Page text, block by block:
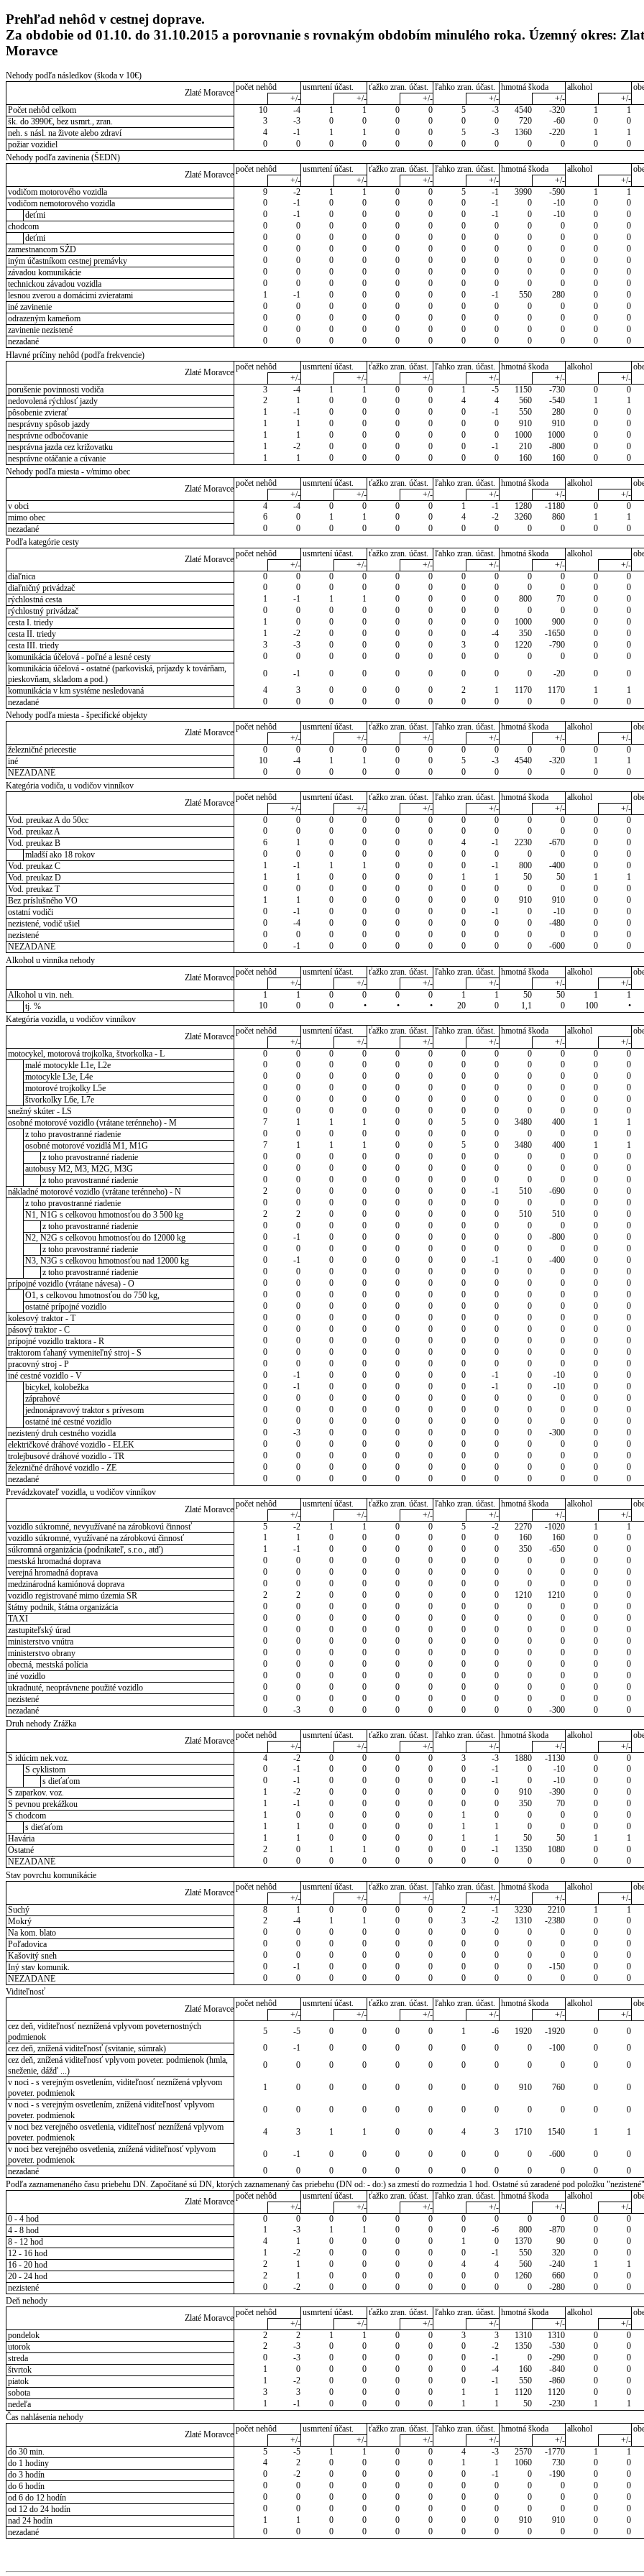
Prehľad nehôd v cestnej doprave.
Za obdobie od 01.10. do 31.10.2015 a porovnanie s rovnakým obdobím minulého roka. Územný okres:
Moravce
Nehody podľa následkov (škoda v 10€)
Zlaté Moravce
počet nehôd usmrtení účast. ťažko zran. účast. ľahko zran. účast. hmotná škoda alkohol
+/-
+/- +/- +/- +/- +/-
Počet nehôd celkom
10 -4 1 1 0 0 5 -3 4540 -320 1 1
šk. do 3990€, bez usmrt., zran.
3 -3 0 0 0 0 0 0 720 -60 0 0
neh. s násl. na živote alebo zdraví
4 -1 1 1 0 0 5 -3 1360 -220 1 1
požiar vozidiel
0 0 0 0 0 0 0 0 0 0 0 0
Nehody podľa zavinenia (ŠEDN)
Zlaté Moravce
počet nehôd usmrtení účast. ťažko zran. účast. ľahko zran. účast. hmotná škoda alkohol
+/-
+/- +/- +/- +/- +/-
vodičom motorového vozidla
9 -2 1 1 0 0 5 -1 3990 -590 1 1
vodičom nemotorového vozidla
0 -1 0 0 0 0 0 -1 0 -10 0 0
deťmi
0 -1 0 0 0 0 0 -1 0 -10 0 0
chodcom
0 0 0 0 0 0 0 0 0 0 0 0
deťmi
0 0 0 0 0 0 0 0 0 0 0 0
zamestnancom SŽD
0 0 0 0 0 0 0 0 0 0 0 0
iným účastníkom cestnej premávky
0 0 0 0 0 0 0 0 0 0 0 0
závadou komunikácie
0 0 0 0 0 0 0 0 0 0 0 0
technickou závadou vozidla
0 0 0 0 0 0 0 0 0 0 0 0
lesnou zverou a domácimi zvieratami
1 -1 0 0 0 0 0 -1 550 280 0 0
iné zavinenie
0 0 0 0 0 0 0 0 0 0 0 0
odrazeným kameňom
0 0 0 0 0 0 0 0 0 0 0 0
zavinenie nezistené
0 0 0 0 0 0 0 0 0 0 0 0
nezadané
0 0 0 0 0 0 0 0 0 0 0 0
Hlavné príčiny nehôd (podľa frekvencie)
Zlaté Moravce
počet nehôd usmrtení účast. ťažko zran. účast. ľahko zran. účast. hmotná škoda alkohol
+/-
+/- +/- +/- +/- +/-
porušenie povinnosti vodiča
3 -4 1 1 0 0 1 -5 1150 -730 0 0
nedovolená rýchlosť jazdy
2 1 0 0 0 0 4 4 560 -540 1 1
pôsobenie zvierať
1 -1 0 0 0 0 0 -1 550 280 0 0
nesprávny spôsob jazdy
1 1 0 0 0 0 0 0 910 910 0 0
nesprávne odbočovanie
1 1 0 0 0 0 0 0 1000 1000 0 0
nesprávna jazda cez križovatku
1 -2 0 0 0 0 0 -1 210 -800 0 0
nesprávne otáčanie a cúvanie
1 1 0 0 0 0 0 0 160 160 0 0
Nehody podľa miesta - v/mimo obec
Zlaté Moravce
počet nehôd usmrtení účast. ťažko zran. účast. ľahko zran. účast. hmotná škoda alkohol
+/-
+/- +/- +/- +/- +/-
v obci
4 -4 0 0 0 0 1 -1 1280 -1180 0 0
mimo obec
6 0 1 1 0 0 4 -2 3260 860 1 1
nezadané
0 0 0 0 0 0 0 0 0 0 0 0
Podľa kategórie cesty
Zlaté Moravce
počet nehôd usmrtení účast. ťažko zran. účast. ľahko zran. účast. hmotná škoda alkohol
+/-
+/- +/- +/- +/- +/-
diaľnica
0 0 0 0 0 0 0 0 0 0 0 0
diaľničný privádzač
0 0 0 0 0 0 0 0 0 0 0 0
rýchlostná cesta
1 -1 1 1 0 0 0 0 800 70 0 0
rýchlostný privádzač
0 0 0 0 0 0 0 0 0 0 0 0
cesta I. triedy
1 0 0 0 0 0 0 0 1000 900 0 0
cesta II. triedy
1 -2 0 0 0 0 0 -4 350 -1650 0 0
cesta III. triedy
3 -3 0 0 0 0 3 0 1220 -790 0 0
komunikácia účelová - poľné a lesné cesty
0 0 0 0 0 0 0 0 0 0 0 0
komunikácia účelová - ostatné (parkoviská, príjazdy k továrňam,
pieskovňam, skladom a pod.)
0 -1 0 0 0 0 0 0 0 -20 0 0
komunikácia v km systéme nesledovaná
4 3 0 0 0 0 2 1 1170 1170 1 1
nezadané
0 0 0 0 0 0 0 0 0 0 0 0
Nehody podľa miesta - špecifické objekty
Zlaté Moravce
počet nehôd usmrtení účast. ťažko zran. účast. ľahko zran. účast. hmotná škoda alkohol
+/-
+/- +/- +/- +/- +/-
železničné priecestie
0 0 0 0 0 0 0 0 0 0 0 0
iné
10 -4 1 1 0 0 5 -3 4540 -320 1 1
NEZADANÉ
0 0 0 0 0 0 0 0 0 0 0 0
Kategória vodiča, u vodičov vinníkov
Zlaté Moravce
počet nehôd usmrtení účast. ťažko zran. účast. ľahko zran. účast. hmotná škoda alkohol
+/-
+/- +/- +/- +/- +/-
Vod. preukaz A do 50cc
0 0 0 0 0 0 0 0 0 0 0 0
Vod. preukaz A
0 0 0 0 0 0 0 0 0 0 0 0
Vod. preukaz B
6 1 0 0 0 0 4 -1 2230 -670 0 0
mladší ako 18 rokov
0 0 0 0 0 0 0 0 0 0 0 0
Vod. preukaz C
1 -1 1 1 0 0 0 -1 800 -400 0 0
Vod. preukaz D
1 1 0 0 0 0 1 1 50 50 1 1
Vod. preukaz T
0 0 0 0 0 0 0 0 0 0 0 0
Bez príslušného VO
1 1 0 0 0 0 0 0 910 910 0 0
ostatní vodiči
0 -1 0 0 0 0 0 -1 0 -10 0 0
nezistené, vodič ušiel
0 -4 0 0 0 0 0 0 0 -480 0 0
nezistené
0 0 0 0 0 0 0 0 0 0 0 0
NEZADANÉ
0 -1 0 0 0 0 0 0 0 -600 0 0
Alkohol u vinníka nehody
Zlaté Moravce
počet nehôd usmrtení účast. ťažko zran. účast. ľahko zran. účast. hmotná škoda alkohol
+/-
+/- +/- +/- +/- +/-
Alkohol u vin. neh.
1 1 0 0 0 0 1 1 50 50 1 1
tj. %
10 0 0 • • • 20 0 1,1 0 100 •
Kategória vozidla, u vodičov vinníkov
Zlaté Moravce
počet nehôd usmrtení účast. ťažko zran. účast. ľahko zran. účast. hmotná škoda alkohol
+/-
+/- +/- +/- +/- +/-
motocykel, motorová trojkolka, štvorkolka - L
0 0 0 0 0 0 0 0 0 0 0 0
malé motocykle L1e, L2e
0 0 0 0 0 0 0 0 0 0 0 0
motocykle L3e, L4e
0 0 0 0 0 0 0 0 0 0 0 0
motorové trojkolky L5e
0 0 0 0 0 0 0 0 0 0 0 0
štvorkolky L6e, L7e
0 0 0 0 0 0 0 0 0 0 0 0
snežný skúter - LS
0 0 0 0 0 0 0 0 0 0 0 0
osobné motorové vozidlo (vrátane terénneho) - M
7 1 1 1 0 0 5 0 3480 400 1 1
z toho pravostranné riadenie
0 0 0 0 0 0 0 0 0 0 0 0
osobné motorové vozidlá M1, M1G
7 1 1 1 0 0 5 0 3480 400 1 1
z toho pravostranné riadenie
0 0 0 0 0 0 0 0 0 0 0 0
autobusy M2, M3, M2G, M3G
0 0 0 0 0 0 0 0 0 0 0 0
z toho pravostranné riadenie
0 0 0 0 0 0 0 0 0 0 0 0
nákladné motorové vozidlo (vrátane terénneho) - N
2 0 0 0 0 0 0 -1 510 -690 0 0
z toho pravostranné riadenie
0 0 0 0 0 0 0 0 0 0 0 0
N1, N1G s celkovou hmotnosťou do 3 500 kg
2 2 0 0 0 0 0 0 510 510 0 0
z toho pravostranné riadenie
0 0 0 0 0 0 0 0 0 0 0 0
N2, N2G s celkovou hmotnosťou do 12000 kg
0 -1 0 0 0 0 0 0 0 -800 0 0
z toho pravostranné riadenie
0 0 0 0 0 0 0 0 0 0 0 0
N3, N3G s celkovou hmotnosťou nad 12000 kg
0 -1 0 0 0 0 0 -1 0 -400 0 0
z toho pravostranné riadenie
0 0 0 0 0 0 0 0 0 0 0 0
prípojné vozidlo (vrátane návesa) - O
0 0 0 0 0 0 0 0 0 0 0 0
O1, s celkovou hmotnosťou do 750 kg,
0 0 0 0 0 0 0 0 0 0 0 0
ostatné prípojné vozidlo
0 0 0 0 0 0 0 0 0 0 0 0
kolesový traktor - T
0 0 0 0 0 0 0 0 0 0 0 0
pásový traktor - C
0 0 0 0 0 0 0 0 0 0 0 0
prípojné vozidlo traktora - R
0 0 0 0 0 0 0 0 0 0 0 0
traktorom ťahaný vymeniteľný stroj - S
0 0 0 0 0 0 0 0 0 0 0 0
pracovný stroj - P
0 0 0 0 0 0 0 0 0 0 0 0
iné cestné vozidlo - V
0 -1 0 0 0 0 0 -1 0 -10 0 0
bicykel, kolobežka
0 -1 0 0 0 0 0 -1 0 -10 0 0
záprahové
0 0 0 0 0 0 0 0 0 0 0 0
jednonápravový traktor s prívesom
0 0 0 0 0 0 0 0 0 0 0 0
ostatné iné cestné vozidlo
0 0 0 0 0 0 0 0 0 0 0 0
nezistený druh cestného vozidla
0 -3 0 0 0 0 0 0 0 -300 0 0
električkové dráhové vozidlo - ELEK
0 0 0 0 0 0 0 0 0 0 0 0
trolejbusové dráhové vozidlo - TR
0 0 0 0 0 0 0 0 0 0 0 0
železničné dráhové vozidlo - ZE
0 0 0 0 0 0 0 0 0 0 0 0
nezadané
0 0 0 0 0 0 0 0 0 0 0 0
Prevádzkovateľ vozidla, u vodičov vinníkov
Zlaté Moravce
počet nehôd usmrtení účast. ťažko zran. účast. ľahko zran. účast. hmotná škoda alkohol
+/-
+/- +/- +/- +/- +/-
vozidlo súkromné, nevyužívané na zárobkovú činnosť
5 -2 1 1 0 0 5 -2 2270 -1020 1 1
vozidlo súkromné, využívané na zárobkovú činnosť
1 1 0 0 0 0 0 0 160 160 0 0
súkromná organizácia (podnikateľ, s.r.o., atď)
1 -1 0 0 0 0 0 0 350 -650 0 0
mestská hromadná doprava
0 0 0 0 0 0 0 0 0 0 0 0
verejná hromadná doprava
0 0 0 0 0 0 0 0 0 0 0 0
medzinárodná kamiónová doprava
0 0 0 0 0 0 0 0 0 0 0 0
vozidlo registrované mimo územia SR
2 2 0 0 0 0 0 0 1210 1210 0 0
štátny podnik, štátna organizácia
0 0 0 0 0 0 0 0 0 0 0 0
TAXI
0 0 0 0 0 0 0 0 0 0 0 0
zastupiteľský úrad
0 0 0 0 0 0 0 0 0 0 0 0
ministerstvo vnútra
0 0 0 0 0 0 0 0 0 0 0 0
ministerstvo obrany
0 0 0 0 0 0 0 0 0 0 0 0
obecná, mestská polícia
0 0 0 0 0 0 0 0 0 0 0 0
iné vozidlo
0 0 0 0 0 0 0 0 0 0 0 0
ukradnuté, neoprávnene použité vozidlo
0 0 0 0 0 0 0 0 0 0 0 0
nezistené
0 0 0 0 0 0 0 0 0 0 0 0
nezadané
0 -3 0 0 0 0 0 0 0 -300 0 0
Druh nehody Zrážka
Zlaté Moravce
počet nehôd usmrtení účast. ťažko zran. účast. ľahko zran. účast. hmotná škoda alkohol
+/-
+/- +/- +/- +/- +/-
S idúcim nek.voz.
4 -2 0 0 0 0 3 -3 1880 -1130 0 0
S cyklistom
0 -1 0 0 0 0 0 -1 0 -10 0 0
s dieťaťom
0 -1 0 0 0 0 0 -1 0 -10 0 0
S zaparkov. voz.
1 -2 0 0 0 0 0 0 910 -390 0 0
S pevnou prekážkou
1 -1 0 0 0 0 0 0 350 70 0 0
S chodcom
1 0 0 0 0 0 1 0 0 0 0 0
s dieťaťom
1 1 0 0 0 0 1 1 0 0 0 0
Havária
1 1 0 0 0 0 1 1 50 50 1 1
Ostatné
2 0 1 1 0 0 0 -1 1350 1080 0 0
NEZADANÉ
0 0 0 0 0 0 0 0 0 0 0 0
Stav povrchu komunikácie
Zlaté Moravce
počet nehôd usmrtení účast. ťažko zran. účast. ľahko zran. účast. hmotná škoda alkohol
+/-
+/- +/- +/- +/- +/-
Suchý
8 1 0 0 0 0 2 -1 3230 2210 1 1
Mokrý
2 -4 1 1 0 0 3 -2 1310 -2380 0 0
Na kom. blato
0 0 0 0 0 0 0 0 0 0 0 0
Poľadovica
0 0 0 0 0 0 0 0 0 0 0 0
Kašovitý sneh
0 0 0 0 0 0 0 0 0 0 0 0
Iný stav komunik.
0 -1 0 0 0 0 0 0 0 -150 0 0
NEZADANÉ
0 0 0 0 0 0 0 0 0 0 0 0
Viditeľnosť
Zlaté Moravce
počet nehôd usmrtení účast. ťažko zran. účast. ľahko zran. účast. hmotná škoda alkohol
+/-
+/- +/- +/- +/- +/-
cez deň, viditeľnosť neznížená vplyvom poveternostných
podmienok
5 -5 0 0 0 0 1 -6 1920 -1920 0 0
cez deň, znížená viditeľnosť (svitanie, súmrak)
0 -1 0 0 0 0 0 0 0 -100 0 0
cez deň, znížená viditeľnosť vplyvom poveter. podmienok (hmla,
sneženie, dážď ...)
0 0 0 0 0 0 0 0 0 0 0 0
v noci - s verejným osvetlením, viditeľnosť neznížená vplyvom
poveter. podmienok
1 0 0 0 0 0 0 0 910 760 0 0
v noci - s verejným osvetlením, znížená viditeľnosť vplyvom
poveter. podmienok
0 0 0 0 0 0 0 0 0 0 0 0
v noci bez verejného osvetlenia, viditeľnosť neznížená vplyvom
poveter. podmienok
4 3 1 1 0 0 4 3 1710 1540 1 1
v noci bez verejného osvetlenia, znížená viditeľnosť vplyvom
poveter. podmienok
0 -1 0 0 0 0 0 0 0 -600 0 0
nezadané
0 0 0 0 0 0 0 0 0 0 0 0
Podľa zaznamenaného času priebehu DN. Započítané sú DN, ktorých zaznamenaný čas priebehu (DN od: - do:) sa zmestí do rozmedzia 1 hod. Ostatné sú zaradené pod položku "nezistené"
Zlaté Moravce
počet nehôd usmrtení účast. ťažko zran. účast. ľahko zran. účast. hmotná škoda alkohol
+/-
+/- +/- +/- +/- +/-
0 - 4 hod
0 0 0 0 0 0 0 0 0 0 0 0
4 - 8 hod
1 -3 1 1 0 0 0 -6 800 -870 0 0
8 - 12 hod
4 1 0 0 0 0 1 0 1370 90 0 0
12 - 16 hod
1 -2 0 0 0 0 0 -1 550 320 0 0
16 - 20 hod
2 1 0 0 0 0 4 4 560 -240 1 1
20 - 24 hod
2 1 0 0 0 0 0 0 1260 660 0 0
nezistené
0 -2 0 0 0 0 0 0 0 -280 0 0
Deň nehody
Zlaté Moravce
počet nehôd usmrtení účast. ťažko zran. účast. ľahko zran. účast. hmotná škoda alkohol
+/-
+/- +/- +/- +/- +/-
pondelok
2 2 1 1 0 0 3 3 1310 1310 0 0
utorok
2 -3 0 0 0 0 0 -2 1350 -530 0 0
streda
0 -3 0 0 0 0 0 -1 0 -290 0 0
štvrtok
1 0 0 0 0 0 0 -4 160 -840 0 0
piatok
1 -2 0 0 0 0 0 -1 550 -860 0 0
sobota
3 3 0 0 0 0 1 1 1120 1120 0 0
nedeľa
1 -1 0 0 0 0 1 1 50 -230 1 1
Čas nahlásenia nehody
Zlaté Moravce
počet nehôd usmrtení účast. ťažko zran. účast. ľahko zran. účast. hmotná škoda alkohol
+/-
+/- +/- +/- +/- +/-
do 30 min.
5 -5 1 1 0 0 4 -3 2570 -1770 1 1
do 1 hodiny
4 2 0 0 0 0 1 1 1060 730 0 0
do 3 hodín
0 -2 0 0 0 0 0 -1 0 -190 0 0
do 6 hodín
0 0 0 0 0 0 0 0 0 0 0 0
od 6 do 12 hodín
0 0 0 0 0 0 0 0 0 0 0 0
od 12 do 24 hodín
0 0 0 0 0 0 0 0 0 0 0 0
nad 24 hodín
1 1 0 0 0 0 0 0 910 910 0 0
nezadané
0 0 0 0 0 0 0 0 0 0 0 0